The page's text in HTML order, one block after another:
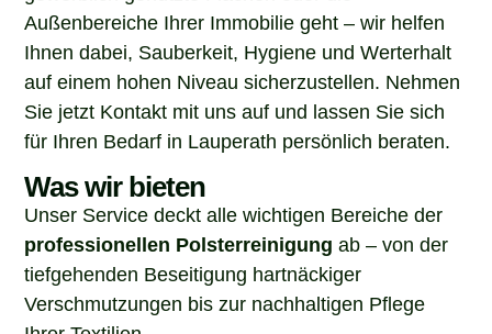
Außenbereiche Ihrer Immobilie geht – wir helfen
Ihnen dabei, Sauberkeit, Hygiene und Werterhalt
auf einem hohen Niveau sicherzustellen. Nehmen
Sie jetzt Kontakt mit uns auf und lassen Sie sich
für Ihren Bedarf in Lauperath persönlich beraten.
Was wir bieten
Unser Service deckt alle wichtigen Bereiche der
professionellen Polsterreinigung ab – von der
tiefgehenden Beseitigung hartnäckiger
Verschmutzungen bis zur nachhaltigen Pflege
Ihrer Textilien.